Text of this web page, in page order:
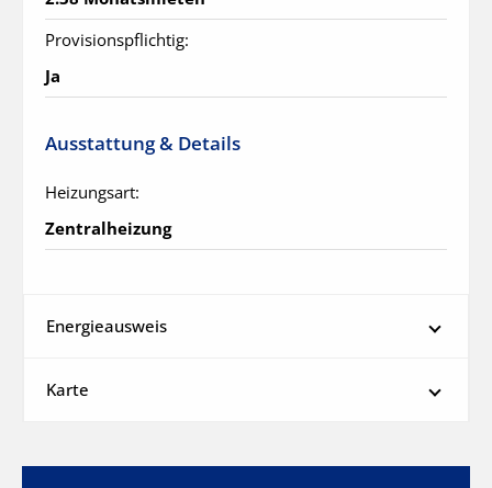
Provisionspflichtig:
Ja
Ausstattung & Details
Heizungsart:
Zentralheizung
Energieausweis
Karte